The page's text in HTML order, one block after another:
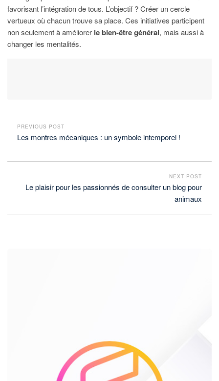
favorisant l’intégration de tous. L’objectif ? Créer un cercle
vertueux où chacun trouve sa place. Ces initiatives participent
non seulement à améliorer le bien-être général, mais aussi à
changer les mentalités.
PREVIOUS POST
Les montres mécaniques : un symbole intemporel !
NEXT POST
Le plaisir pour les passionnés de consulter un blog pour
animaux